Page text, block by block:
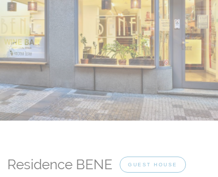
Residence BENE GUEST HOUSE